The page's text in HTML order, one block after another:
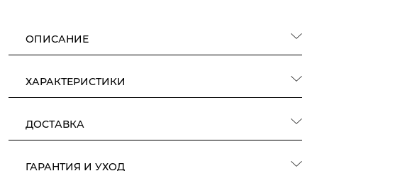
ОПИСАНИЕ
ХАРАКТЕРИСТИКИ
ДОСТАВКА
ГАРАНТИЯ И УХОД